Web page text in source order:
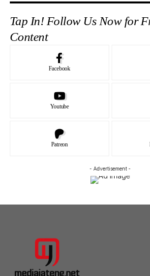
Tap In! Follow Us Now for
Content
Facebook
Youtube
Patreon
- Advertisement -